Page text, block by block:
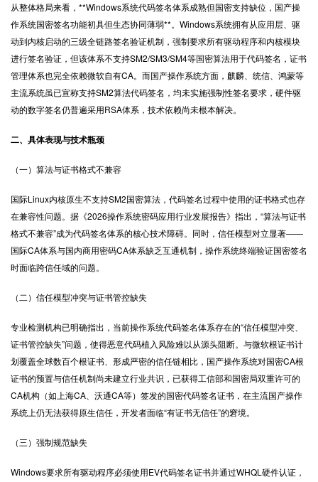
从整体格局来看，**Windows系统代码签名体系成熟但国密支持缺位，国产操
作系统国密签名功能初具但生态协同薄弱**。Windows系统拥有从应用层、驱
动到内核启动的三级全链路签名验证机制，强制要求所有驱动程序和内核模块
进行签名验证，但该体系不支持SM2/SM3/SM4等国密算法用于代码签名，证书
管理体系也完全依赖微软自有CA。而国产操作系统方面，麒麟、统信、鸿蒙等
主流系统虽已宣称支持SM2算法代码签名，均未实施强制性签名要求，硬件驱
动的数字签名仍普遍采用RSA体系，技术依赖尚未根本解决。
二、具体表现与技术瓶颈
（一）算法与证书格式不兼容
国际Linux内核原生不支持SM2国密算法，代码签名过程中使用的证书格式也存
在兼容性问题。据《2026操作系统密码应用行业发展报告》指出，“算法与证书
格式不兼容”成为代码签名体系的核心技术障碍。同时，信任模型对立显著——
国际CA体系与国内商用密码CA体系缺乏互通机制，操作系统终端验证国密签名
时面临跨信任域的问题。
（二）信任模型冲突与证书管控缺失
专业检测机构已明确指出，当前操作系统代码签名体系存在的“信任模型冲突、
证书管控缺失”问题，使得恶意代码植入风险难以从源头阻断。与微软根证书计
划覆盖全球数百个根证书、形成严密的信任链相比，国产操作系统对国密CA根
证书的预置与信任机制尚未建立行业共识，已获得工信部和国密局双重许可的
CA机构（如上海CA、沃通CA等）签发的国密代码签名证书，在主流国产操作
系统上仍无法获得原生信任，开发者面临“有证书无信任”的窘境。
（三）强制规范缺失
Windows要求所有驱动程序必须使用EV代码签名证书并通过WHQL硬件认证，